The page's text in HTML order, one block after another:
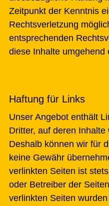
Zeitpunkt der Kenntnis
Rechtsverletzung
entsprechenden
diese Inhalte umgehend
Haftung für Links
Unser Angebot enthält
Dritter, auf deren
Deshalb können wir für
keine Gewähr
verlinkten Seiten ist
oder Betreiber der
verlinkten Seiten